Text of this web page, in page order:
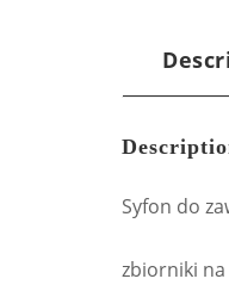
Syfon do
zbiorniki